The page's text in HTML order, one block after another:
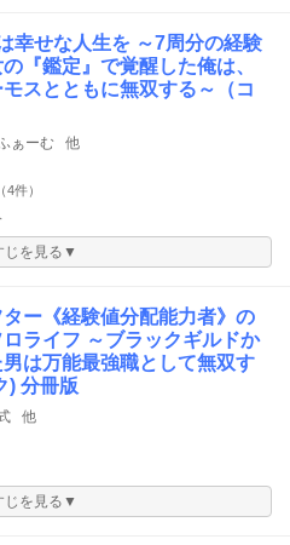
幸せな人生を ～7周分の経験
『鑑定』で覚醒した俺は、
スとともに無双する～（コ
ぁーむ 他
（4件）
じを見る▼
ー《経験値分配能力者》の
ライフ ～ブラックギルドか
は万能最強職として無双す
) 分冊版
他
じを見る▼